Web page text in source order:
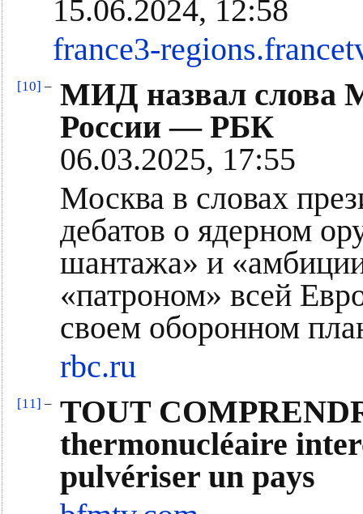
15.06.2024, 12:58
france3-
[10] – МИД назвал слова
России — РБК
06.03.2025, 17:55
Москва в словах
дебатов о ядерном
шантажа» и
«патроном» всей
своем оборонном
rbc.ru
[11] – TOUT
thermonucléaire
pulvériser un pays